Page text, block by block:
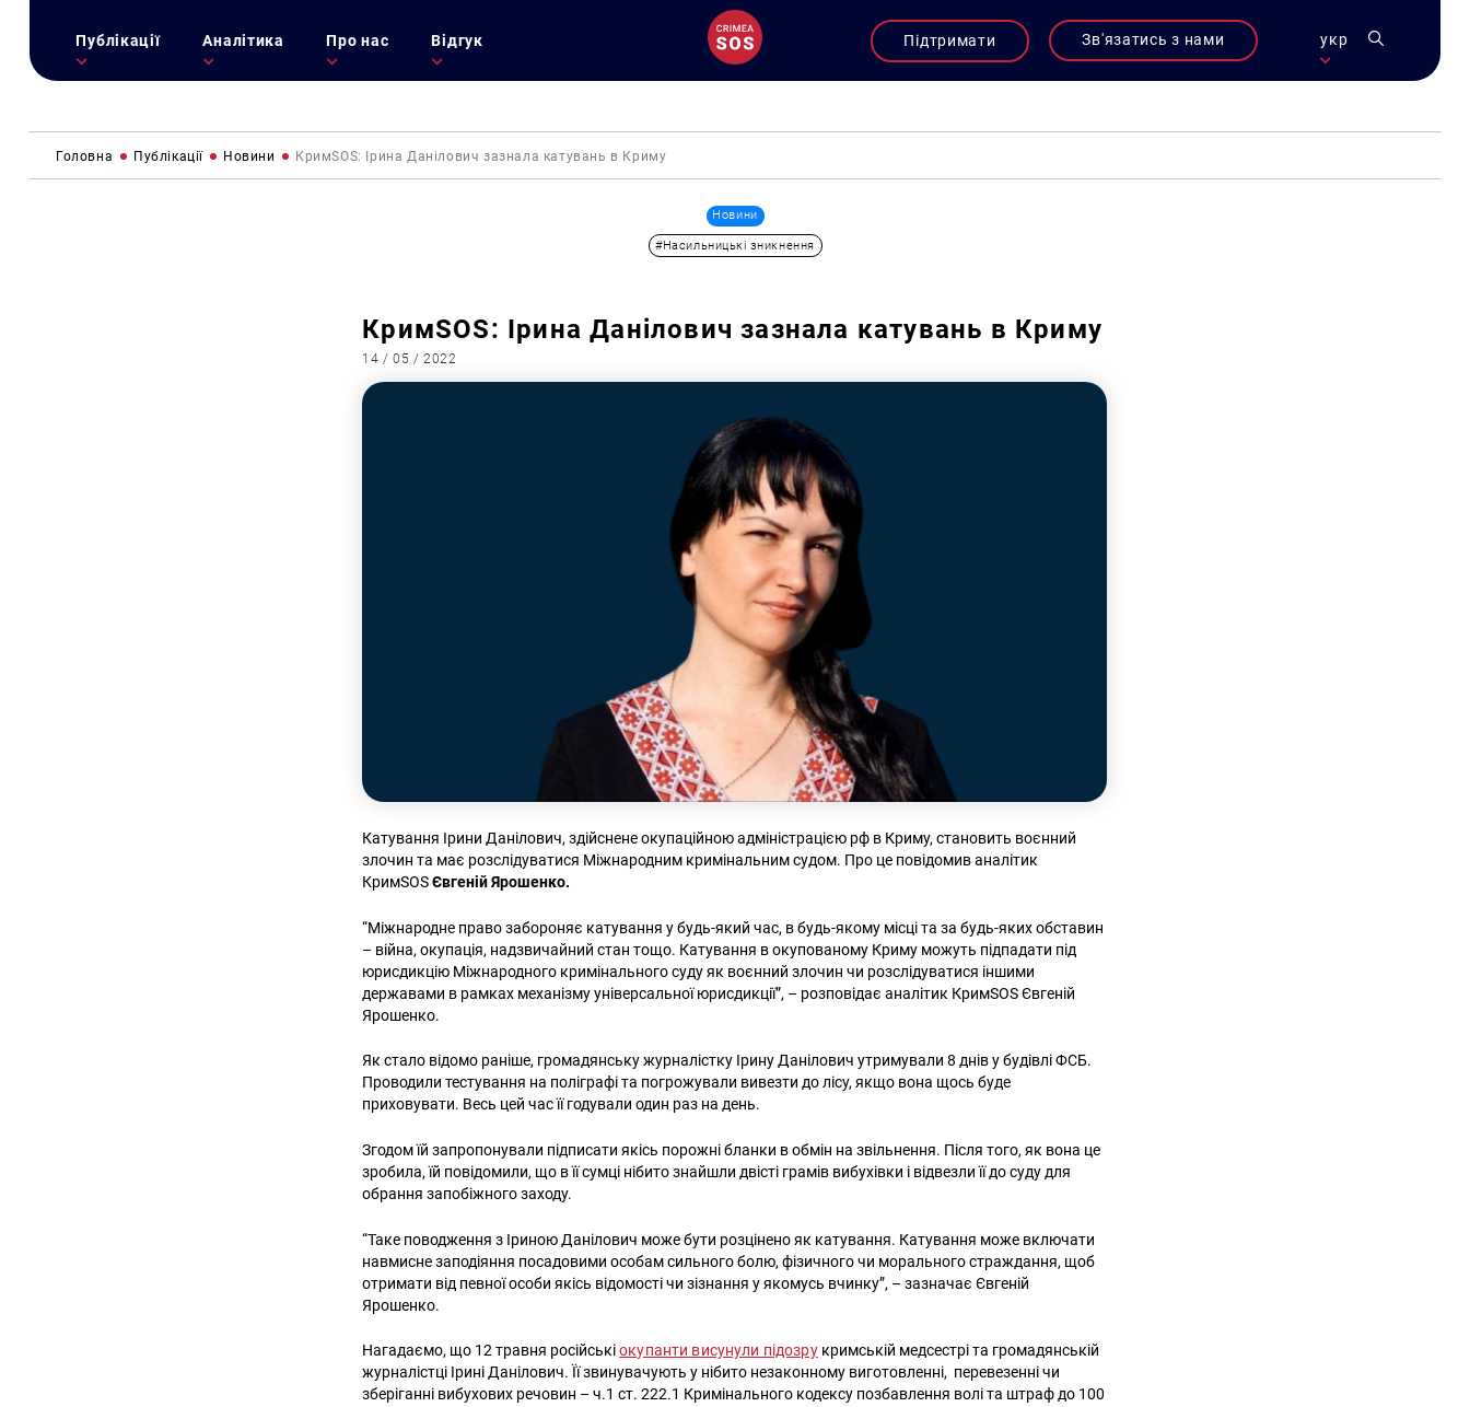
Публікації Аналітика Про нас Відгук Підтримати Зв'язатись з нами укр
Головна Публікації Новини КримSOS: Ірина Данілович зазнала катувань в Криму
Новини
#Насильницькі зникнення
КримSOS: Ірина Данілович зазнала катувань в Криму
14 / 05 / 2022
Катування Ірини Данілович, здійснене окупаційною адміністрацією рф в Криму, становить воєнний
злочин та має розслідуватися Міжнародним кримінальним судом. Про це повідомив аналітик
КримSOSЄвгеній Ярошенко.
“Міжнародне право забороняє катування у будь-який час, в будь-якому місці та за будь-яких обставин
– війна, окупація, надзвичайний стан тощо. Катування в окупованому Криму можуть підпадати під
юрисдикцію Міжнародного кримінального суду як воєнний злочин чи розслідуватися іншими
державами в рамках механізму універсальної юрисдикції”, – розповідає аналітик КримSOS Євгеній
Ярошенко.
Як стало відомо раніше, громадянську журналістку Ірину Данілович утримували 8 днів у будівлі ФСБ.
Проводили тестування на поліграфі та погрожували вивезти до лісу, якщо вона щось буде
приховувати. Весь цей час її годували один раз на день.
Згодом їй запропонували підписати якісь порожні бланки в обмін на звільнення. Після того, як вона це
зробила, їй повідомили, що в її сумці нібито знайшли двісті грамів вибухівки і відвезли її до суду для
обрання запобіжного заходу.
“Таке поводження з Іриною Данілович може бути розцінено як катування. Катування може включати
навмисне заподіяння посадовими особам сильного болю, фізичного чи морального страждання, щоб
отримати від певної особи якісь відомості чи зізнання у якомусь вчинку”, – зазначає Євгеній
Ярошенко.
Нагадаємо, що 12 травня російськіокупанти висунули підозрукримській медсестрі та громадянській
журналістці Ірині Данілович. Її звинувачують у нібито незаконному виготовленні, перевезенні чи
зберіганні вибухових речовин – ч.1 ст. 222.1 Кримінального кодексу позбавлення волі та штраф до 100